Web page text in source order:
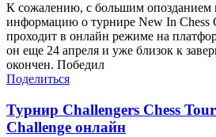
К сожалению, с большим опозданием
информацию о турнире New In Chess
проходит в онлайн режиме на
он еще 24 апреля и уже близок к
окончен. Победил
Поделиться
Турнир Challengers Chess
Challenge онлайн